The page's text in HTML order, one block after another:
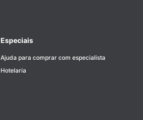
Especiais
Ajuda para comprar com especialista
Hotelaria